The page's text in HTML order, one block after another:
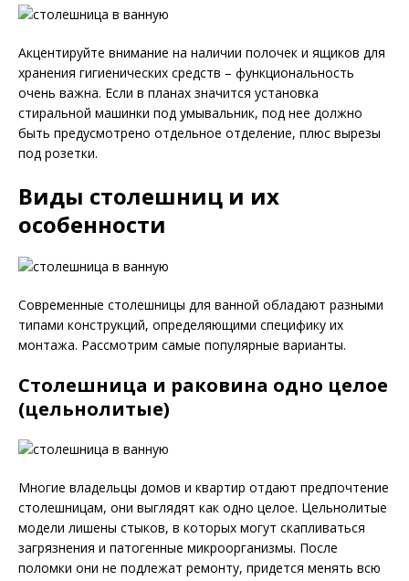
Акцентируйте внимание на наличии полочек и ящиков для
хранения гигиенических средств – функциональность
очень важна. Если в планах значится установка
стиральной машинки под умывальник, под нее должно
быть предусмотрено отдельное отделение, плюс вырезы
под розетки.
Виды столешниц и их
особенности
Современные столешницы для ванной обладают разными
типами конструкций, определяющими специфику их
монтажа. Рассмотрим самые популярные варианты.
Столешница и раковина одно целое
(цельнолитые)
Многие владельцы домов и квартир отдают предпочтение
столешницам, они выглядят как одно целое. Цельнолитые
модели лишены стыков, в которых могут скапливаться
загрязнения и патогенные микроорганизмы. После
поломки они не подлежат ремонту, придется менять всю